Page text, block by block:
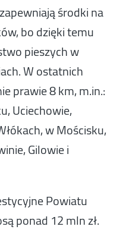
środki na
bo dzięki temu
pieszych w
W ostatnich
prawie 8 km, m.in.:
Uciechowie,
w Mościsku,
Gilowie i
Powiatu
ponad 12 mln zł.